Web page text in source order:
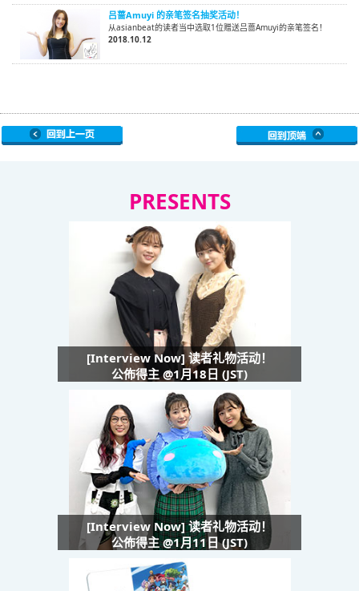
吕蔷Amuyi 的亲笔签名抽奖活动！
从asianbeat的读者当中选取1位赠送吕蔷Amuyi的亲笔签名！
2018.10.12
PRESENTS
[Interview Now] 读者礼物活动！
公佈得主 @1月18日 (JST)
[Interview Now] 读者礼物活动！
公佈得主 @1月11日 (JST)